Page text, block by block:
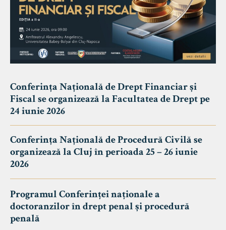
Conferința Națională de Drept Financiar și
Fiscal se organizează la Facultatea de Drept pe
24 iunie 2026
Conferința Națională de Procedură Civilă se
organizează la Cluj în perioada 25 – 26 iunie
2026
Programul Conferinței naționale a
doctoranzilor în drept penal și procedură
penală